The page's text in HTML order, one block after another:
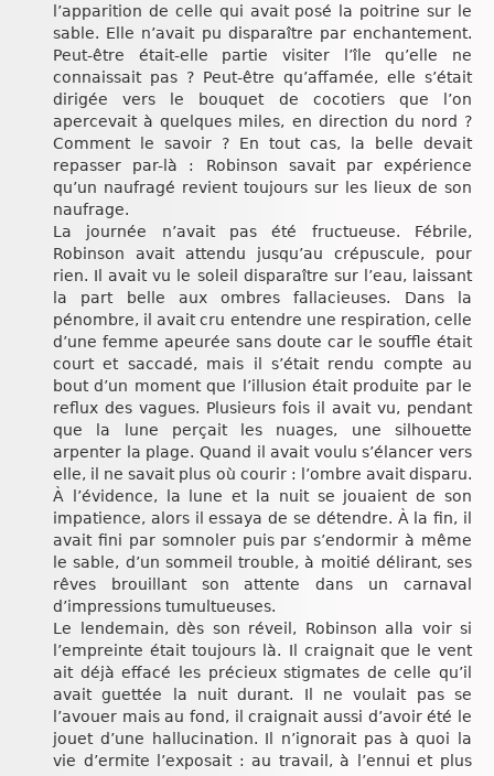
l’apparition de celle qui avait posé la poitrine sur le
sable. Elle n’avait pu disparaître par enchantement.
Peut-être était-elle partie visiter l’île qu’elle ne
connaissait pas ? Peut-être qu’affamée, elle s’était
dirigée vers le bouquet de cocotiers que l’on
apercevait à quelques miles, en direction du nord ?
Comment le savoir ? En tout cas, la belle devait
repasser par-là : Robinson savait par expérience
qu’un naufragé revient toujours sur les lieux de son
naufrage.
La journée n’avait pas été fructueuse. Fébrile,
Robinson avait attendu jusqu’au crépuscule, pour
rien. Il avait vu le soleil disparaître sur l’eau, laissant
la part belle aux ombres fallacieuses. Dans la
pénombre, il avait cru entendre une respiration, celle
d’une femme apeurée sans doute car le souffle était
court et saccadé, mais il s’était rendu compte au
bout d’un moment que l’illusion était produite par le
reflux des vagues. Plusieurs fois il avait vu, pendant
que la lune perçait les nuages, une silhouette
arpenter la plage. Quand il avait voulu s’élancer vers
elle, il ne savait plus où courir : l’ombre avait disparu.
À l’évidence, la lune et la nuit se jouaient de son
impatience, alors il essaya de se détendre. À la fin, il
avait fini par somnoler puis par s’endormir à même
le sable, d’un sommeil trouble, à moitié délirant, ses
rêves brouillant son attente dans un carnaval
d’impressions tumultueuses.
Le lendemain, dès son réveil, Robinson alla voir si
l’empreinte était toujours là. Il craignait que le vent
ait déjà effacé les précieux stigmates de celle qu’il
avait guettée la nuit durant. Il ne voulait pas se
l’avouer mais au fond, il craignait aussi d’avoir été le
jouet d’une hallucination. Il n’ignorait pas à quoi la
vie d’ermite l’exposait : au travail, à l’ennui et plus